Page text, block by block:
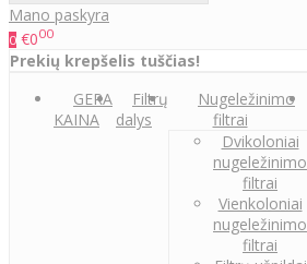
Mano paskyra
0 €000
Prekių krepšelis tuščias!
GERA
KAINA
Filtrų
dalys
Nugeležinimo
filtrai
Dvikoloniai
nugeležinimo
filtrai
Vienkoloniai
nugeležinimo
filtrai